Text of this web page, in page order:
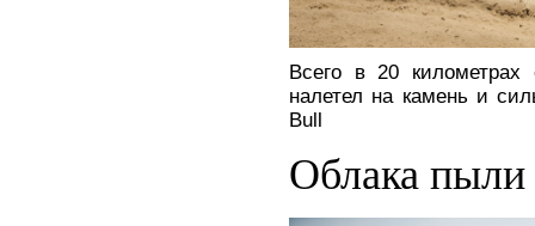
Всего в 20
налетел на камень и
Bull
Облака пыли